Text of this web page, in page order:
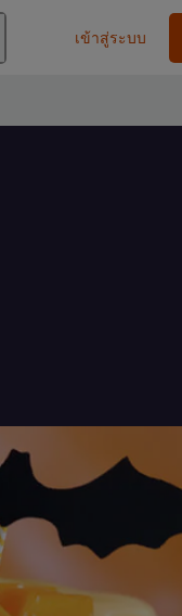
เข้าสู่ระบบ